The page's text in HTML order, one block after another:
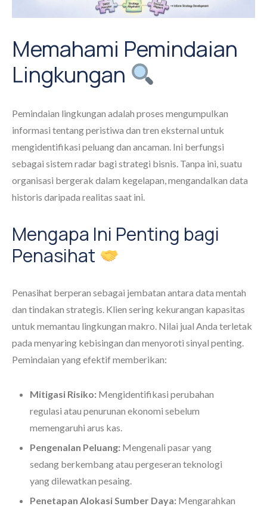
Memahami Pemindaian
Lingkungan
Pemindaian lingkungan adalah proses mengumpulkan
informasi tentang peristiwa dan tren eksternal untuk
mengidentifikasi peluang dan ancaman. Ini berfungsi
sebagai sistem radar bagi strategi bisnis. Tanpa ini, suatu
organisasi bergerak dalam kegelapan, mengandalkan data
historis daripada realitas saat ini.
Mengapa Ini Penting bagi
Penasihat
Penasihat berperan sebagai jembatan antara data mentah
dan tindakan strategis. Klien sering kekurangan kapasitas
untuk memantau lingkungan makro. Nilai jual Anda terletak
pada menyaring kebisingan dan menyoroti sinyal penting.
Pemindaian yang efektif memberikan:
Mitigasi Risiko: Mengidentifikasi perubahan
regulasi atau penurunan ekonomi sebelum
memengaruhi arus kas.
Pengenalan Peluang: Mengenali pasar yang
sedang berkembang atau pergeseran teknologi
yang dilewatkan pesaing.
Penetapan Alokasi Sumber Daya: Mengarahkan